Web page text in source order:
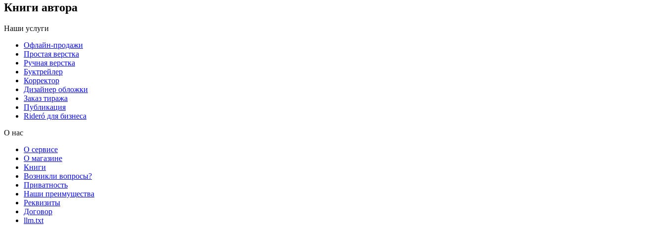
Книги автора
Наши услуги
Офлайн-продажи
Простая верстка
Ручная верстка
Буктрейлер
Корректор
Дизайнер обложки
Заказ тиража
Публикация
Rideró для бизнеса
О нас
О сервисе
О магазине
Книги
Возникли вопросы?
Приватность
Наши преимущества
Реквизиты
Договор
llm.txt